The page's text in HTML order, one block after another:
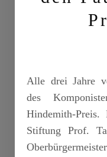
Alle drei Jahre
des
Hindemith-
Stiftung Prof.